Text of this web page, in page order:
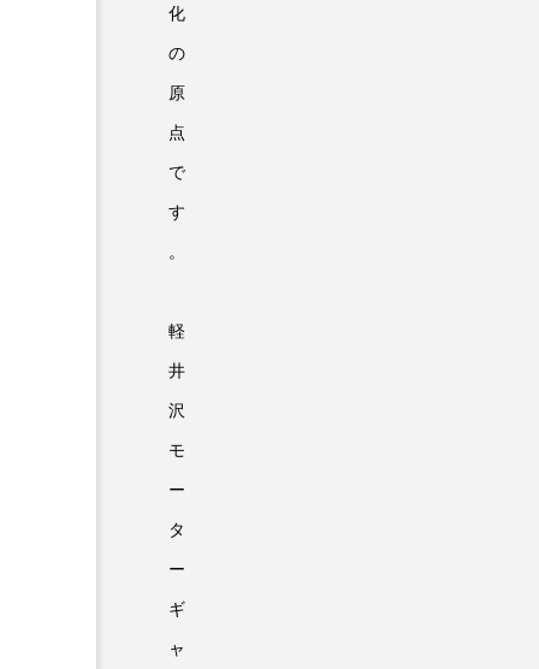
化
の
原
点
で
す
。
軽
井
沢
モ
ー
タ
ー
ギ
ャ